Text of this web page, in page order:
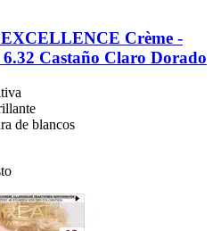
EXCELLENCE Crème -​
Castaño Claro Dorado
de blancos